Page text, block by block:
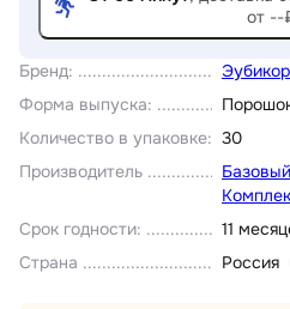
Бренд:
Эубикор
Форма выпуска:
Количество в упаковке: 30
Производитель
Срок годности:
11
Страна
Россия
от --